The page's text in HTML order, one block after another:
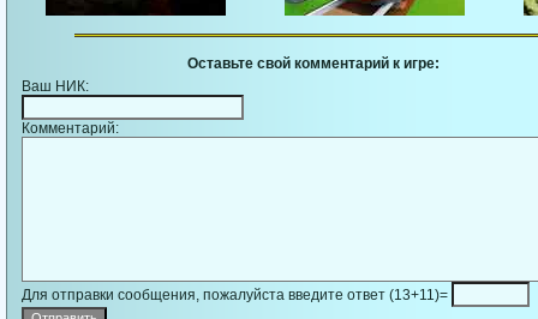
Оставьте свой комментарий к игре:
Ваш НИК:
Комментарий:
Для отправки сообщения, пожалуйста введите ответ (13+11)=